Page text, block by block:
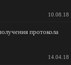
10.08.18
протокола
14.04.18